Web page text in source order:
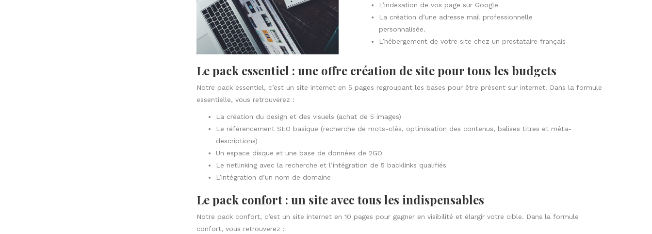
L’indexation de vos page sur Google
La création d’une adresse mail professionnelle
personnalisée.
L’hébergement de votre site chez un prestataire français
Le pack essentiel : une offre création de site pour tous les budgets
Notre pack essentiel, c’est un site internet en 5 pages regroupant les bases pour être présent sur internet. Dans la formule
essentielle, vous retrouverez :
La création du design et des visuels (achat de 5 images)
Le référencement SEO basique (recherche de mots-clés, optimisation des contenus, balises titres et méta-
descriptions)
Un espace disque et une base de données de 2GO
Le netlinking avec la recherche et l’intégration de 5 backlinks qualifiés
L’intégration d’un nom de domaine
Le pack confort : un site avec tous les indispensables
Notre pack confort, c’est un site internet en 10 pages pour gagner en visibilité et élargir votre cible. Dans la formule
confort, vous retrouverez :